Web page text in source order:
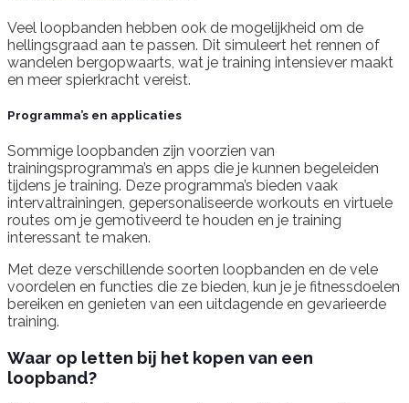
Veel loopbanden hebben ook de mogelijkheid om de
hellingsgraad aan te passen. Dit simuleert het rennen of
wandelen bergopwaarts, wat je training intensiever maakt
en meer spierkracht vereist.
Programma’s en applicaties
Sommige loopbanden zijn voorzien van
trainingsprogramma’s en apps die je kunnen begeleiden
tijdens je training. Deze programma’s bieden vaak
intervaltrainingen, gepersonaliseerde workouts en virtuele
routes om je gemotiveerd te houden en je training
interessant te maken.
Met deze verschillende soorten loopbanden en de vele
voordelen en functies die ze bieden, kun je je fitnessdoelen
bereiken en genieten van een uitdagende en gevarieerde
training.
Waar op letten bij het kopen van een
loopband?